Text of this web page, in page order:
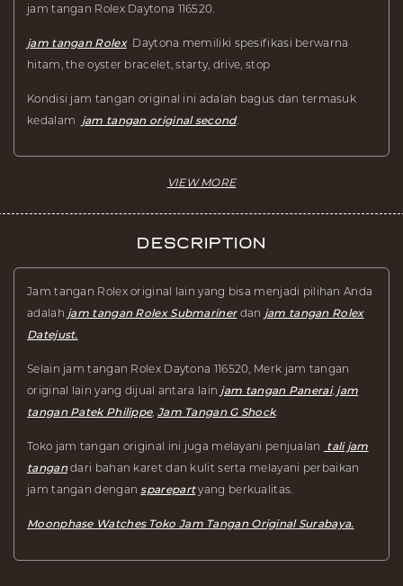
jam tangan Rolex Daytona 116520.
jam tangan Rolex Daytona memiliki spesifikasi berwarna
hitam, the oyster bracelet, starty, drive, stop
Kondisi jam tangan original ini adalah bagus dan termasuk
kedalam jam tangan original second.
Description
Jam tangan Rolex original lain yang bisa menjadi pilihan Anda
adalah jam tangan Rolex Submarinerdan jam tangan Rolex
Datejust.
Selain jam tangan Rolex Daytona 116520, Merk jam tangan
original lain yang dijual antara lain jam tangan Panerai, jam
tangan Patek Philippe, Jam Tangan G Shock.
Toko jam tangan original ini juga melayani penjualan tali jam
tangandari bahan karet dan kulit serta melayani perbaikan
jam tangan dengan sparepartyang berkualitas.
Moonphase Watches Toko Jam Tangan Original Surabaya.